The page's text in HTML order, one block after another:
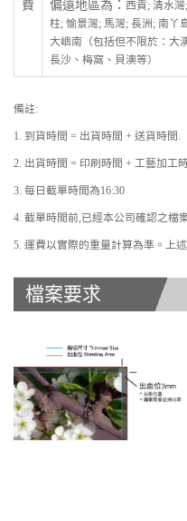
費 偏遠地區為： 西貢; 清水
柱; 愉景灣; 馬灣; 長洲; 南丫
大嶼南（包括但不限於：大
長沙、梅窩、貝澳等）
備註:
1. 到貨時間 = 出貨時間 + 送貨時間.
2. 出貨時間 = 印刷時間 + 工藝加工
3. 每日截單時間為16:30
4. 截單時間前,已經本公司確認之檔
5. 運費以實際的重量計算為準。上
檔案要求